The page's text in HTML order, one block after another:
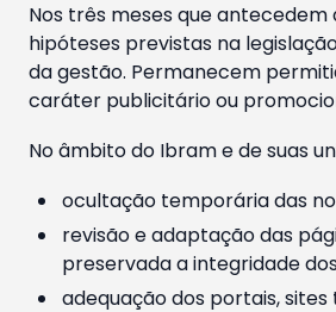
Nos três meses que antecedem
hipóteses previstas na
da gestão. Permanecem
caráter publicitário ou
No âmbito do Ibram e de suas
ocultação temporária das
revisão e adaptação das
preservada a integridade
adequação dos portais,